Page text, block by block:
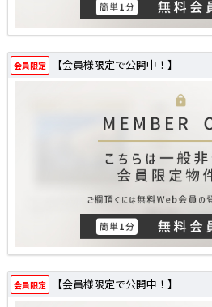
会員限定 【会員様限定で公開中！】
会員限定 【会員様限定で公開中！】